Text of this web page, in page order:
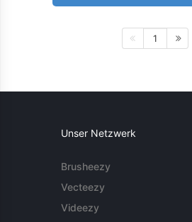
1
Unser Netzwerk
Brusheezy
Vecteezy
Videezy